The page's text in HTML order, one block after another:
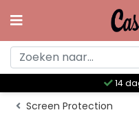
14
Screen Protection